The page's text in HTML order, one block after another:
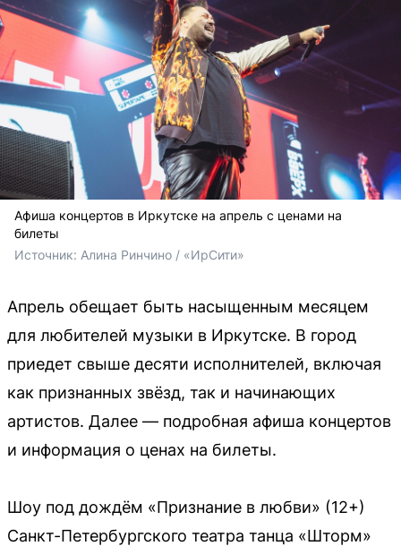
Афиша концертов в Иркутске на апрель с ценами на
билеты
Источник: Алина Ринчино / «ИрСити»
Апрель обещает быть насыщенным месяцем
для любителей музыки в Иркутске. В город
приедет свыше десяти исполнителей, включая
как признанных звёзд, так и начинающих
артистов. Далее — подробная афиша концертов
и информация о ценах на билеты.
Шоу под дождём «Признание в любви» (12+)
Санкт-Петербургского театра танца «Шторм»